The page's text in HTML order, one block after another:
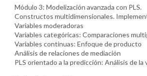
Módulo 3: Modelización avanzada con PLS.
Constructos multidimensionales.
Variables moderadoras
Variables categóricas: Comparaciones
Variables continuas: Enfoque de producto
Análisis de relaciones de mediación
PLS orientado a la predicción: Análisis de la